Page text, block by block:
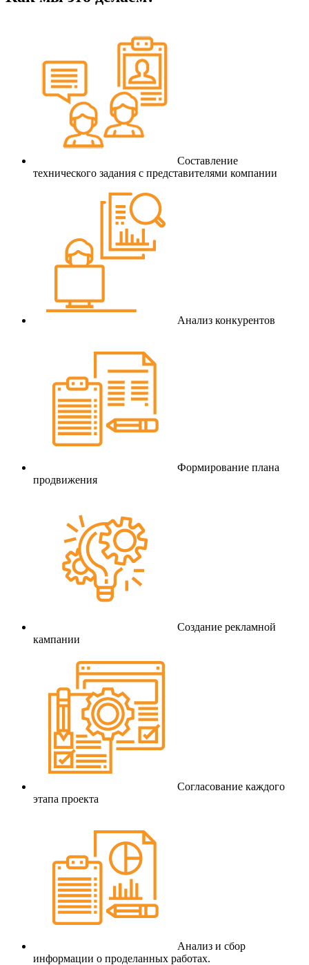
Составление
технического задания с представителями компании
Анализ конкурентов
Формирование плана
продвижения
Создание рекламной
кампании
Согласование каждого
этапа проекта
Анализ и сбор
информации о проделанных работах.